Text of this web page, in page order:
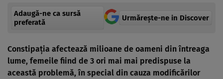
Adaugă-ne ca sursă
preferată
Urmărește-ne in Discover
Constipaţia afectează milioane de oameni din întreaga
lume, femeile fiind de 3 ori mai mai predispuse la
această problemă, în special din cauza modificărilor